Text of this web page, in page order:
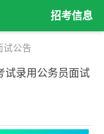
招考信息
试公告
试录用公务员面试